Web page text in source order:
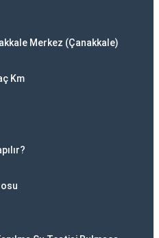
Merkez (Çanakkale)
Km